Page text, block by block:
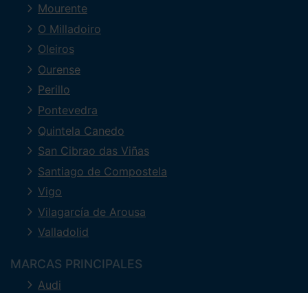
Mourente
O Milladoiro
Oleiros
Ourense
Perillo
Pontevedra
Quintela Canedo
San Cibrao das Viñas
Santiago de Compostela
Vigo
Vilagarcía de Arousa
Valladolid
MARCAS PRINCIPALES
Audi